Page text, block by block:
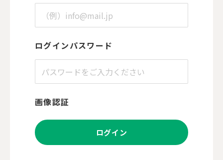
ログインパスワード
画像認証
ログイン